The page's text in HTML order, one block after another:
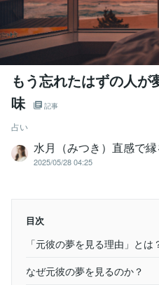
もう忘れたはずの人
味
記事
占い
水月（みつき）直感で
2025/05/28 04:25
目次
「元彼の夢を見る理由」とは
なぜ元彼の夢を見るのか？